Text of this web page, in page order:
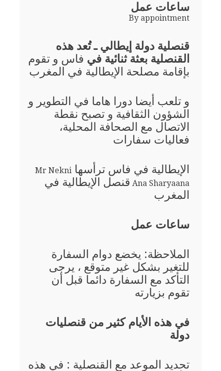
ساعات عمل
By appointment
قنصلية دولة إيطالي ـ تُعد هذه
القنصلية بعثة ثنائية في فاس و تقوم
بإقامة مصلحة الإيطالية في المغرب
و تلعب أيضا دورا هاما في التطوير و
الشؤون الثقافية و تصبح نقطة
الاتصال مع الصحافة المحلية،
فعاليات سفارات
الإيطالية في فاس ترأسها Mr Nekni
Ana Sharyaana قنصل الإيطالية في
المغرب
ساعات عمل
الملاحظة: يخضع دوام السفارة
للتغير بشكل غير متوقع ، يرجى
التأكد مع السفارة دائما قبل أن
تقوم بزيارته
في هذه الأيام كثير من قنصليات
دولة
تحديد الموعد مع القنصلية : في هذه